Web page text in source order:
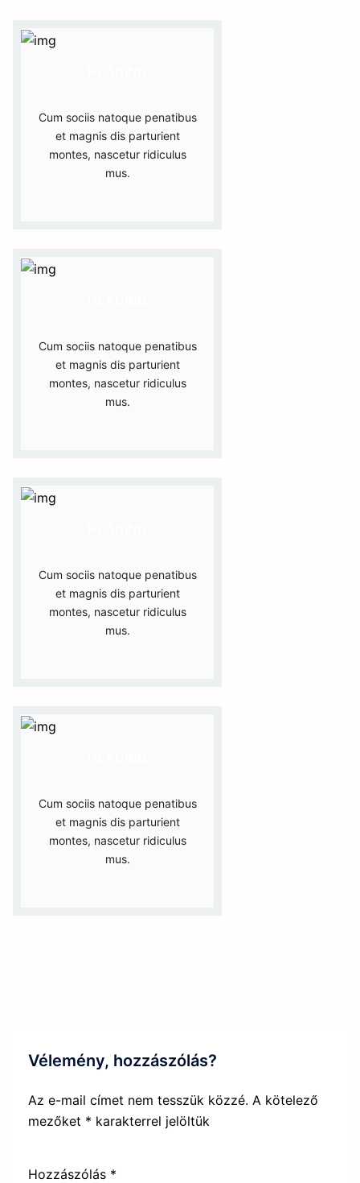
Cum sociis natoque penatibus
et magnis dis parturient
montes, nascetur ridiculus
mus.
Cum sociis natoque penatibus
et magnis dis parturient
montes, nascetur ridiculus
mus.
Cum sociis natoque penatibus
et magnis dis parturient
montes, nascetur ridiculus
mus.
Cum sociis natoque penatibus
et magnis dis parturient
montes, nascetur ridiculus
mus.
Vélemény, hozzászólás?
Az e-mail címet nem tesszük közzé. A kötelező
mezőket * karakterrel jelöltük
Hozzászólás *